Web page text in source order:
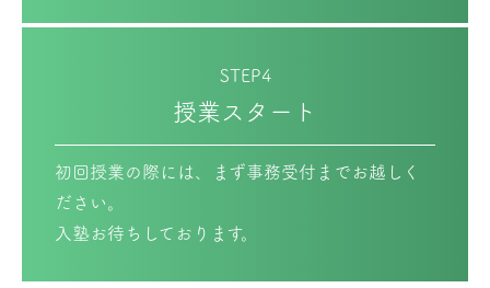
STEP4
授業スタート
初回授業の際には、まず事務受付までお越しく
ださい。
入塾お待ちしております。